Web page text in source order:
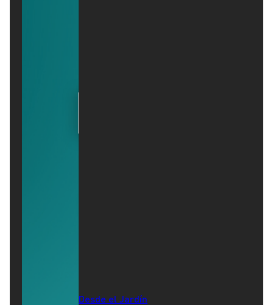
Desde el Jardín